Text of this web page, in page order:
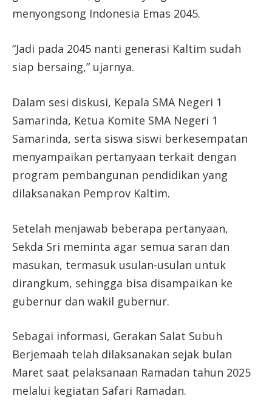
menyongsong Indonesia Emas 2045.
“Jadi pada 2045 nanti generasi Kaltim sudah
siap bersaing,” ujarnya.
Dalam sesi diskusi, Kepala SMA Negeri 1
Samarinda, Ketua Komite SMA Negeri 1
Samarinda, serta siswa siswi berkesempatan
menyampaikan pertanyaan terkait dengan
program pembangunan pendidikan yang
dilaksanakan Pemprov Kaltim.
Setelah menjawab beberapa pertanyaan,
Sekda Sri meminta agar semua saran dan
masukan, termasuk usulan-usulan untuk
dirangkum, sehingga bisa disampaikan ke
gubernur dan wakil gubernur.
Sebagai informasi, Gerakan Salat Subuh
Berjemaah telah dilaksanakan sejak bulan
Maret saat pelaksanaan Ramadan tahun 2025
melalui kegiatan Safari Ramadan.